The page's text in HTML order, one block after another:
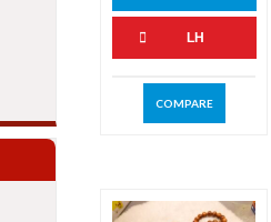
LH
COMPARE